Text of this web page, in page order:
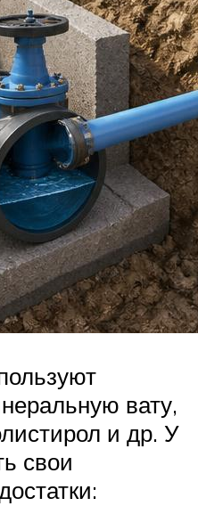
вату,
и др. У
свои